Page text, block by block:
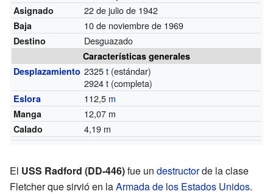
Asignado 22 de julio de 1942
Baja 10 de noviembre de 1969
Destino Desguazado
Características generales
Desplazamiento 2325t (estándar)
2924 t (completa)
Eslora 112,5 m
Manga 12,07 m
Calado 4,19 m
El USS Radford (DD-446)fue un destructorde la clase
Fletcher que sirvió en laArmada de los Estados Unidos.